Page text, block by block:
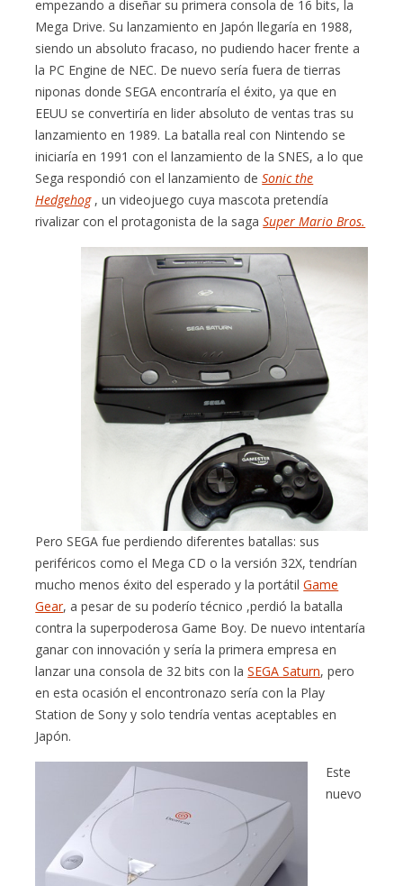
empezando a diseñar su primera consola de 16 bits, la
Mega Drive. Su lanzamiento en Japón llegaría en 1988,
siendo un absoluto fracaso, no pudiendo hacer frente a
la PC Engine de NEC. De nuevo sería fuera de tierras
niponas donde SEGA encontraría el éxito, ya que en
EEUU se convertiría en lider absoluto de ventas tras su
lanzamiento en 1989. La batalla real con Nintendo se
iniciaría en 1991 con el lanzamiento de la SNES, a lo que
Sega respondió con el lanzamiento deSonic the
Hedgehog , un videojuego cuya mascota pretendía
rivalizar con el protagonista de la sagaSuper Mario Bros.
Pero SEGA fue perdiendo diferentes batallas: sus
periféricos como el Mega CD o la versión 32X, tendrían
mucho menos éxito del esperado y la portátilGame
Gear, a pesar de su poderío técnico ,perdió la batalla
contra la superpoderosa Game Boy. De nuevo intentaría
ganar con innovación y sería la primera empresa en
lanzar una consola de 32 bits con laSEGA Saturn, pero
en esta ocasión el encontronazo sería con la Play
Station de Sony y solo tendría ventas aceptables en
Japón.
Este
nuevo